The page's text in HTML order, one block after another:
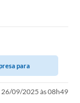
para
26/09/2025 às 08h49